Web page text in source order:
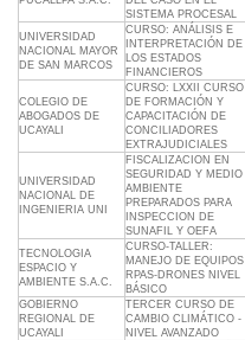
SISTEMA PROCESAL
UNIVERSIDAD
NACIONAL MAYOR
DE SAN MARCOS
CURSO: ANÁLISIS E
INTERPRETACIÓN DE
LOS ESTADOS
FINANCIEROS
COLEGIO DE
ABOGADOS DE
UCAYALI
CURSO: LXXII CURSO
DE FORMACIÓN Y
CAPACITACIÓN DE
CONCILIADORES
EXTRAJUDICIALES
UNIVERSIDAD
NACIONAL DE
INGENIERIA UNI
FISCALIZACION EN
SEGURIDAD Y MEDIO
AMBIENTE 
PREPARADOS PARA
INSPECCION DE
SUNAFIL Y OEFA
TECNOLOGIA
ESPACIO Y
AMBIENTE S.A.C.
CURSO-TALLER:
MANEJO DE EQUIPOS
RPAS-DRONES NIVEL
BÁSICO
GOBIERNO
REGIONAL DE
UCAYALI
TERCER CURSO DE
CAMBIO CLIMÁTICO -
NIVEL AVANZADO